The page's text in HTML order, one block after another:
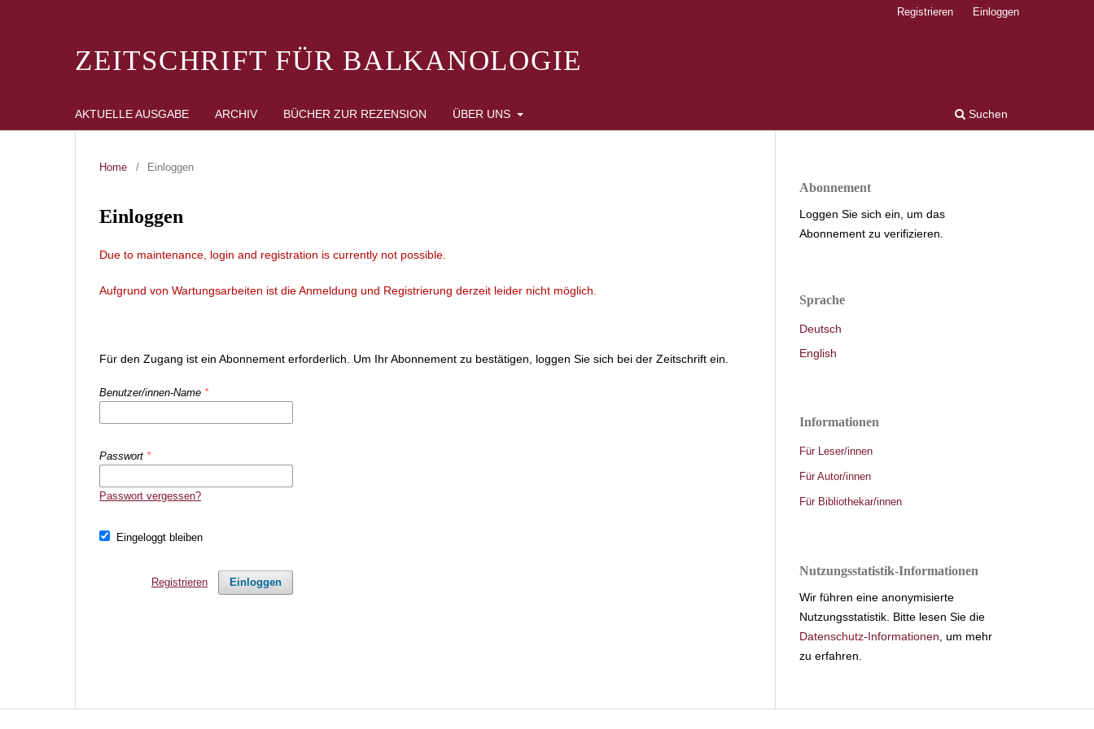
ZEITSCHRIFT FÜR BALKANOLOGIE
AKTUELLE AUSGABE ARCHIV BÜCHER ZUR REZENSION ÜBER UNS Suchen
Registrieren Einloggen
Home / Einloggen
Einloggen
Due to maintenance, login and registration is currently not possible.
Aufgrund von Wartungsarbeiten ist die Anmeldung und Registrierung derzeit leider nicht möglich.
Für den Zugang ist ein Abonnement erforderlich. Um Ihr Abonnement zu bestätigen, loggen Sie sich bei der Zeitschrift ein.
Benutzer/innen-Name *
Passwort *
Passwort vergessen?
Eingeloggt bleiben
Einloggen
Registrieren
Abonnement
Loggen Sie sich ein, um das
Abonnement zu verifizieren.
Sprache
Deutsch
English
Informationen
Für Leser/innen
Für Autor/innen
Für Bibliothekar/innen
Nutzungsstatistik-Informationen
Wir führen eine anonymisierte
Nutzungsstatistik. Bitte lesen Sie die
Datenschutz-Informationen , um mehr
zu erfahren.